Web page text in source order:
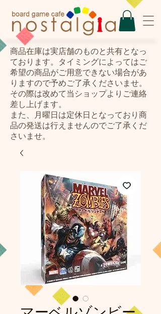
​商品在庫は実店舗のものと共有となっ
ております。タイミングによってはご
希望の商品がご用意できない場合があ
りますので予めご了承くださいませ。
その際は改めて当ショップよりご連絡
差し上げます。
また、月曜日は定休日となっており商
品の発送は行えませんのでご了承くだ
さいませ。